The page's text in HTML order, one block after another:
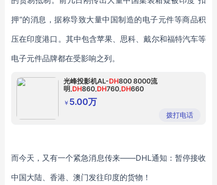
押”的消息，据称导致大量中国制造的电子元件等商品积
压在印度港口。其中包含苹果、思科、戴尔和福特汽车等
电子元件品牌都在受影响之列。
光峰投影机AL-DH800 8000流
明,DH860,DH760,DH660
￥ 5.00万
拨打电话
而今天，又有一个紧急消息传来——DHL通知：暂停接收
中国大陆、香港、澳门发往印度的货物！